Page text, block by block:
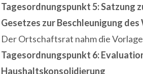
Tagesordnungspunkt 5: Satzung
Gesetzes zur Beschleunigung
Der Ortschaftsrat nahm die
Tagesordnungspunkt 6:
Haushaltskonsolidierung